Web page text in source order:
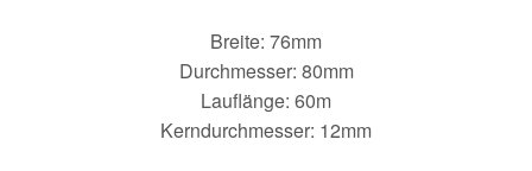
Breite: 76mm
Durchmesser: 80mm
Lauflänge: 60m
Kerndurchmesser: 12mm